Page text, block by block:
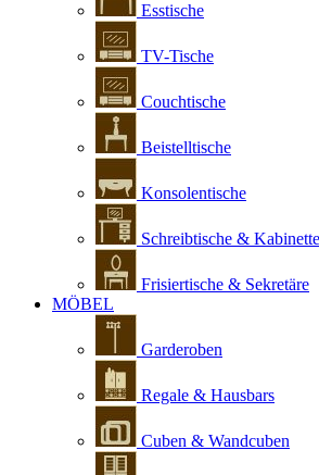
Esstische
TV-Tische
Couchtische
Beistelltische
Konsolentische
Schreibtische & Kabinette
Frisiertische & Sekretäre
MÖBEL
Garderoben
Regale & Hausbars
Cuben & Wandcuben